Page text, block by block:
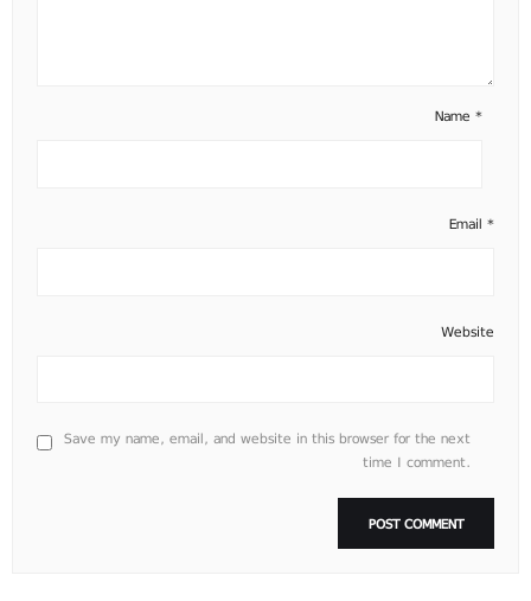
Name *
Email *
Website
Save my name, email, and website in this browser for the next
time I comment.